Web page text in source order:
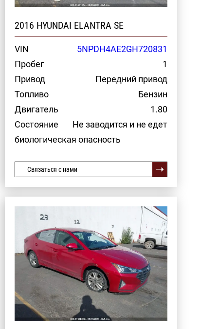
2016 HYUNDAI ELANTRA SE
VIN
5NPDH4AE2GH720831
Пробег
1
Привод
Передний привод
Топливо
Бензин
Двигатель
1.80
Состояние
Не заводится и не едет
биологическая опасность
Связаться с нами